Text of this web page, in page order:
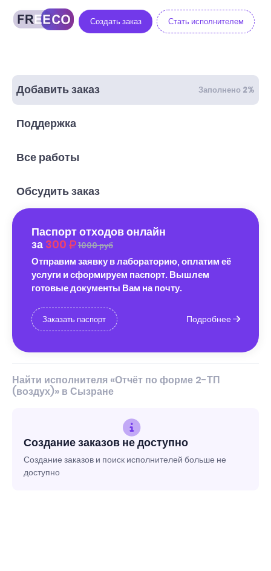
Создать заказ Стать исполнителем
Добавить заказ Заполнено 2%
Поддержка
Все работы
Обсудить заказ
Паспорт отходов онлайн
за 300 1000 руб
Отправим заявку в лабораторию, оплатим её
услуги и сформируем паспорт. Вышлем
готовые документы Вам на почту.
Заказать паспорт Подробнее
Найти исполнителя «Отчёт по форме 2-ТП
(воздух)» в Сызране
Создание заказов не доступно
Создание заказов и поиск исполнителей больше не
доступно